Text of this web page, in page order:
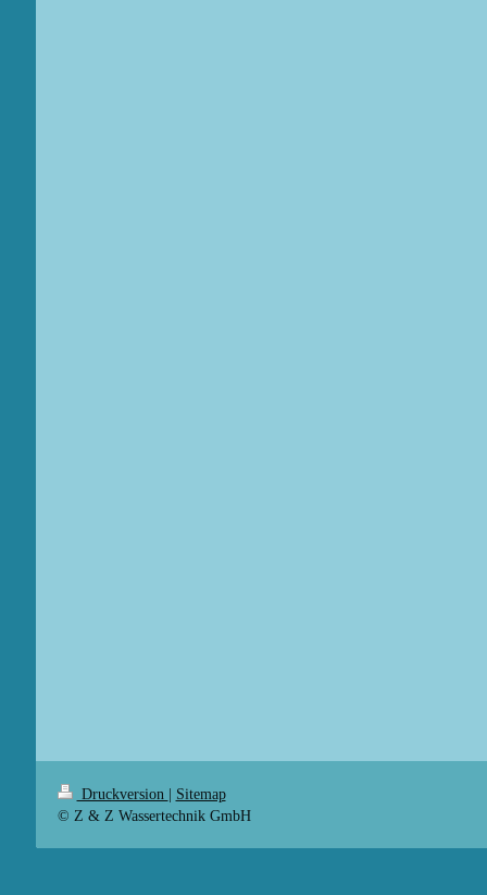
Druckversion | Sitemap
© Z & Z Wassertechnik GmbH